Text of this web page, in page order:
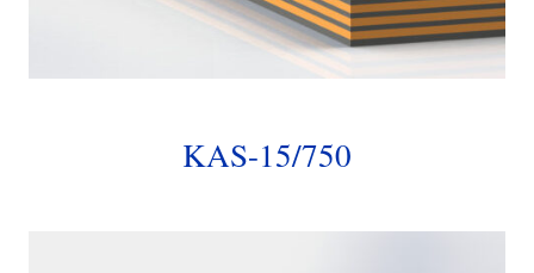
KAS-15/750